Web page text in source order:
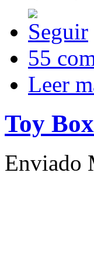
55
Leer
Toy
Enviado